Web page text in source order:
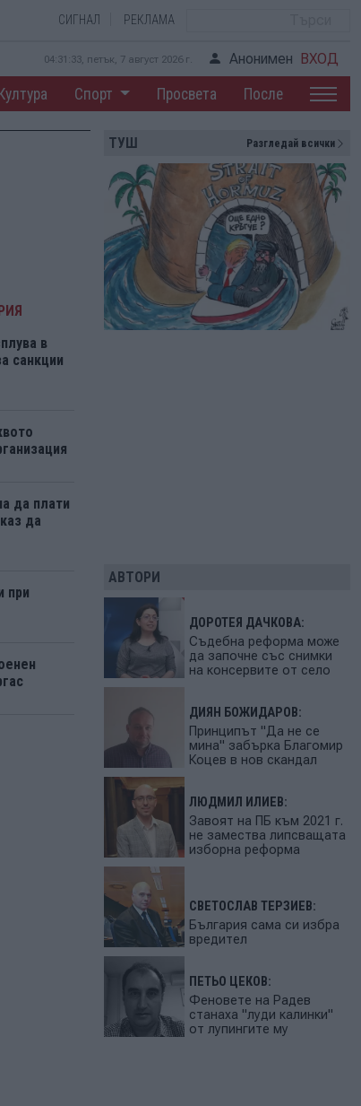
СИГНАЛ РЕКЛАМА
04:31:34, петък, 7 август 2026 г. Анонимен ВХОД
Спорт Просвета После
в
санкции
да плати
да
при
ТУШ Разгледай всички
АВТОРИ
ДОРОТЕЯ ДАЧКОВА:
Съдебна реформа може
да започне със снимки
на консервите от село
ДИЯН БОЖИДАРОВ:
Принципът "Да не се
мина" забърка Благомир
Коцев в нов скандал
ЛЮДМИЛ ИЛИЕВ:
Завоят на ПБ към 2021 г.
не замества липсващата
изборна реформа
СВЕТОСЛАВ ТЕРЗИЕВ:
България сама си избра
вредител
ПЕТЬО ЦЕКОВ:
Феновете на Радев
станаха "луди калинки"
от лупингите му